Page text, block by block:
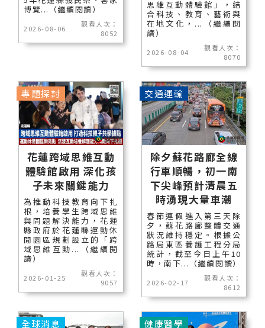
博覽...（繼續閱讀）
2026-08-06
觀看人次：
8052
思維互動體驗館」，結
合科技、教育、藝術與
在地文化，...（繼續閱
讀）
2026-08-04
觀看人次：
8070
花蓮跨域思維互動
體驗館啟用 深化孩
子未來關鍵能力
為推動科技教育向下扎
根，培養學生跨域思維
與問題解決能力，花蓮
縣政府於花蓮縣運動休
閒園區規劃設立的「跨
域思維互動...（繼續閱
讀）
2026-01-25
觀看人次：
9057
專題探討
除夕蘇花路廊全線
行車順暢，初一南
下尖峰預計清晨五
時湧現大量車潮
春節連假進入第三天除
夕，蘇花路廊整體交通
狀況維持穩定。根據公
路局東區養護工程分局
統計，截至今日上午10
時，南下...（繼續閱讀）
2026-02-17
觀看人次：
8612
交通運輸
全球消息 健康醫學